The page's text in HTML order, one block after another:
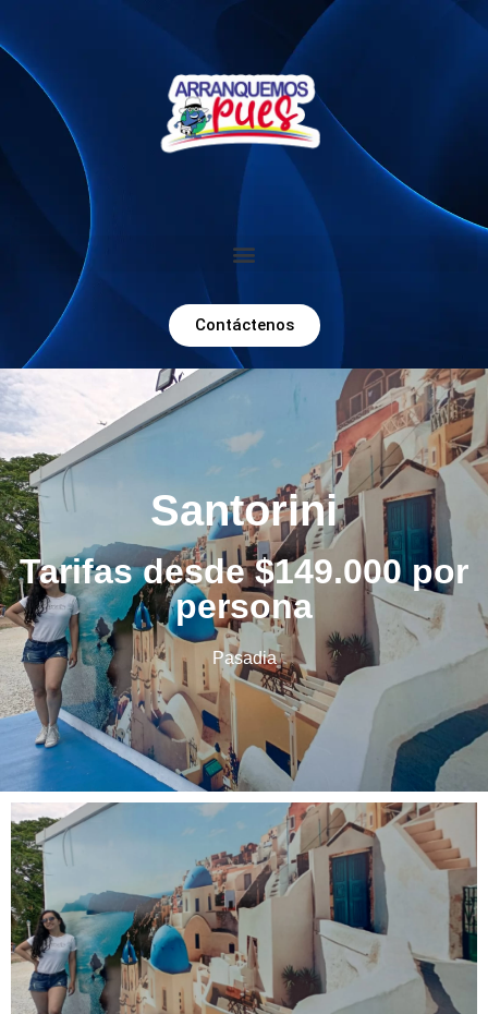
Contáctenos
Santorini
Tarifas desde $149.000 por
persona
Pasadia